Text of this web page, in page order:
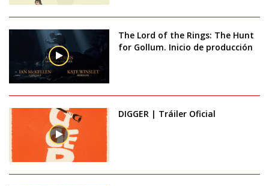
The Lord of the Rings: The Hunt
for Gollum. Inicio de producción
DIGGER | Tráiler Oficial